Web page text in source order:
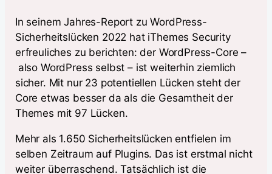
In seinem Jahres-Report zu WordPress-
Sicherheitslücken 2022 hat iThemes Security
erfreuliches zu berichten: der WordPress-Core –
also WordPress selbst – ist weiterhin ziemlich
sicher. Mit nur 23 potentiellen Lücken steht der
Core etwas besser da als die Gesamtheit der
Themes mit 97 Lücken.
Mehr als 1.650 Sicherheitslücken entfielen im
selben Zeitraum auf Plugins. Das ist erstmal nicht
weiter überraschend. Tatsächlich ist die